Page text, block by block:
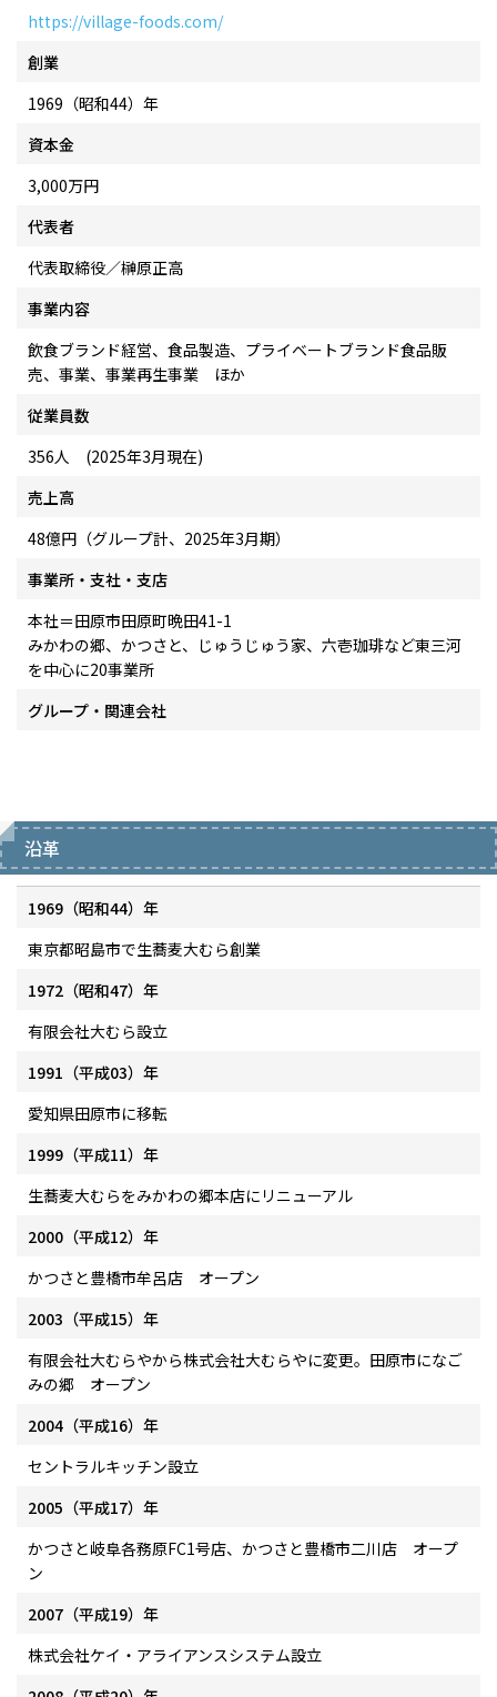
https://village-foods.com/
創業
1969（昭和44）年
資本金
3,000万円
代表者
代表取締役／榊原正高
事業内容
飲食ブランド経営、食品製造、プライベートブランド食品販
売、事業、事業再生事業 ほか
従業員数
356人 (2025年3月現在)
売上高
48億円（グループ計、2025年3月期）
事業所・支社・支店
本社＝田原市田原町晩田41-1
みかわの郷、かつさと、じゅうじゅう家、六壱珈琲など東三河
を中心に20事業所
グループ・関連会社
沿革
1969（昭和44）年
東京都昭島市で生蕎麦大むら創業
1972（昭和47）年
有限会社大むら設立
1991（平成03）年
愛知県田原市に移転
1999（平成11）年
生蕎麦大むらをみかわの郷本店にリニューアル
2000（平成12）年
かつさと豊橋市牟呂店 オープン
2003（平成15）年
有限会社大むらやから株式会社大むらやに変更。田原市になご
みの郷 オープン
2004（平成16）年
セントラルキッチン設立
2005（平成17）年
かつさと岐阜各務原FC1号店、かつさと豊橋市二川店 オープ
ン
2007（平成19）年
株式会社ケイ・アライアンスシステム設立